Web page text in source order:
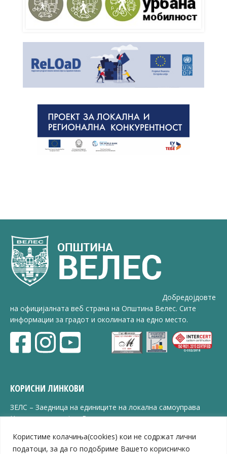
Користиме колачиња(cookies) кои не содржат лични
податоци, за да го подобриме Вашето корисничко
Добредојдовте
на официјалната веб страна на Општина Велес. Сите
информации за градот и околината на едно место.
КОРИСНИ ЛИНКОВИ
ЗЕЛС – Заедница на единиците на локална самоуправа
Центар за развој на Вардарски плански регион
ЈПССО „Парк – спорт и паркинзи“
ЛБ „Гоце Делчев“